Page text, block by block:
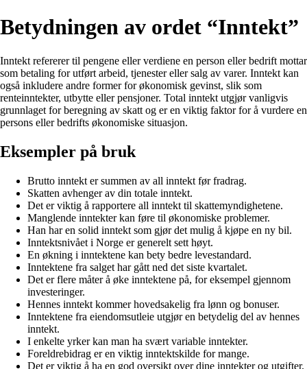
Betydningen av ordet “Inntekt”
Inntekt refererer til pengene eller verdiene en person eller bedrift mottar
som betaling for utført arbeid, tjenester eller salg av varer. Inntekt kan
også inkludere andre former for økonomisk gevinst, slik som
renteinntekter, utbytte eller pensjoner. Total inntekt utgjør vanligvis
grunnlaget for beregning av skatt og er en viktig faktor for å vurdere en
persons eller bedrifts økonomiske situasjon.
Eksempler på bruk
Brutto inntekt er summen av all inntekt før fradrag.
Skatten avhenger av din totale inntekt.
Det er viktig å rapportere all inntekt til skattemyndighetene.
Manglende inntekter kan føre til økonomiske problemer.
Han har en solid inntekt som gjør det mulig å kjøpe en ny bil.
Inntektsnivået i Norge er generelt sett høyt.
En økning i inntektene kan bety bedre levestandard.
Inntektene fra salget har gått ned det siste kvartalet.
Det er flere måter å øke inntektene på, for eksempel gjennom
investeringer.
Hennes inntekt kommer hovedsakelig fra lønn og bonuser.
Inntektene fra eiendomsutleie utgjør en betydelig del av hennes
inntekt.
I enkelte yrker kan man ha svært variable inntekter.
Foreldrebidrag er en viktig inntektskilde for mange.
Det er viktig å ha en god oversikt over dine inntekter og utgifter.